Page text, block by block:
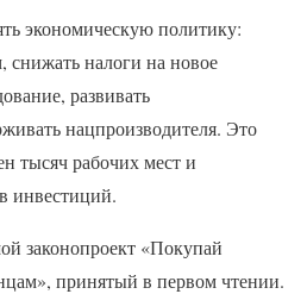
экономическую политику:
снижать налоги на новое
развивать
нацпроизводителя. Это
тысяч рабочих мест и
инвестиций.
законопроект «Покупай
принятый в первом чтении.